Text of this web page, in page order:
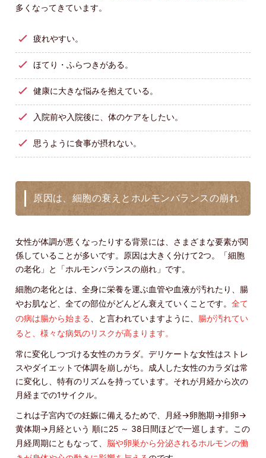
多くなってきています。
疲れやすい。
ほてり・ふらつきがある。
健康に大きな悩みを抱えている。
入院前や入院後に、体のケアをしたい。
思うように食事が摂れない。
原因は、細胞の衰えとホルモンバランスの崩れ
女性が体調が悪くなったりする背景には、さまざまな要素が関
係していることが多いです。原因は大きく分けて2つ。「細胞
の老化」と「ホルモンバランスの崩れ」です。
細胞の老化とは、全身に栄養を運ぶ血管や血液が汚れたり、腸
やお肌など、全ての部位がどんどん衰えていくことです。全て
の病は腸から始まる
、と言われていますように、 腸が汚れてい
ると、様々な病気のリスクが高まります。
常に変化しつづける女性のカラダ。デリケートな女性はストレ
スやダイエットで体調を崩しがち。成人した女性のカラダは常
に変化し、特有のリズムを持っています。それが月経から次の
月経までの1サイクル。
これは子宮内での妊娠に備えるためで、月経→卵胞期→排卵→
黄体期→月経という 順に25 ～ 38日間ほどで一巡します。この
月経周期にともなって、 脳や卵巣から分泌されるホルモンの働